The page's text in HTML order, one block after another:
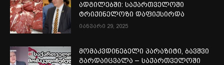
ადგილებში: საქართველოში
ტრიქინელოზი დაფიქსირდა
იანვარი 29, 2025
მომაკვდინებელი პარაზიტი, ბავშვი
გარდაიცვალა – საქართველოში